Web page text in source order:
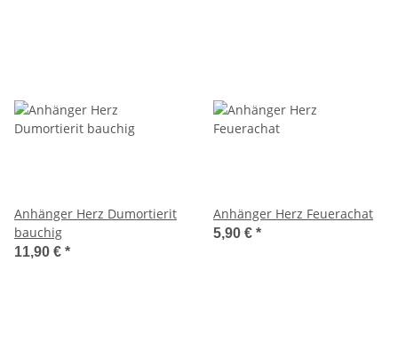
Anhänger Herz Dumortierit
bauchig
11,90 € *
Anhänger Herz Feuerachat
5,90 € *